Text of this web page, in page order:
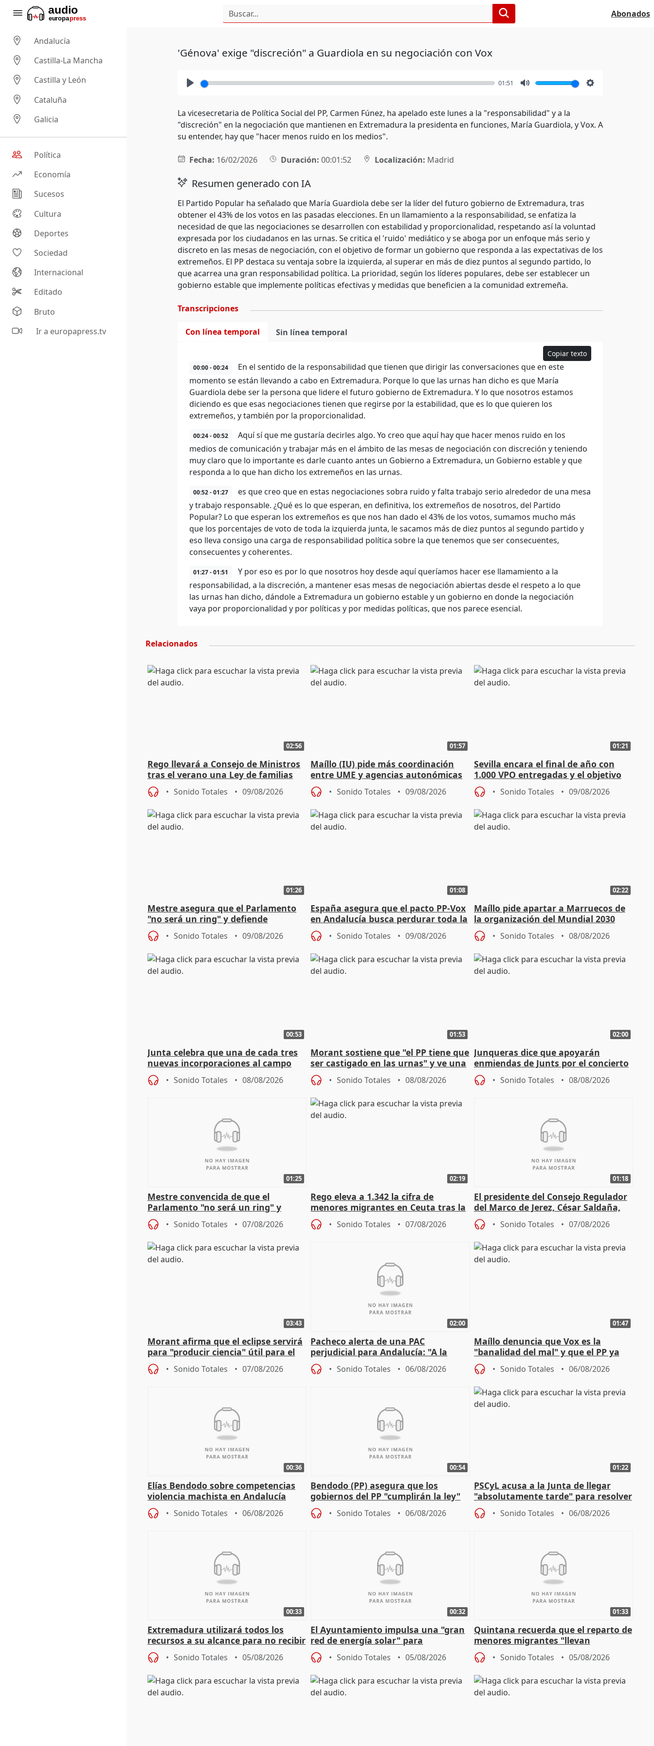
Abonados
Andalucía
Castilla-La Mancha
Castilla y León
Cataluña
Galicia
Política
Economía
Sucesos
Cultura
Deportes
Sociedad
Internacional
Editado
Bruto
Ir a europapress.tv
'Génova' exige "discreción" a Guardiola en su negociación con Vox
01:51
La vicesecretaria de Política Social del PP, Carmen Fúnez, ha apelado este lunes a la "responsabilidad" y a la
"discreción" en la negociación que mantienen en Extremadura la presidenta en funciones, María Guardiola, y Vox. A
su entender, hay que "hacer menos ruido en los medios".
Fecha: 16/02/2026 Duración: 00:01:52 Localización: Madrid
Resumen generado con IA
El Partido Popular ha señalado que María Guardiola debe ser la líder del futuro gobierno de Extremadura, tras
obtener el 43% de los votos en las pasadas elecciones. En un llamamiento a la responsabilidad, se enfatiza la
necesidad de que las negociaciones se desarrollen con estabilidad y proporcionalidad, respetando así la voluntad
expresada por los ciudadanos en las urnas. Se critica el 'ruido' mediático y se aboga por un enfoque más serio y
discreto en las mesas de negociación, con el objetivo de formar un gobierno que responda a las expectativas de los
extremeños. El PP destaca su ventaja sobre la izquierda, al superar en más de diez puntos al segundo partido, lo
que acarrea una gran responsabilidad política. La prioridad, según los líderes populares, debe ser establecer un
gobierno estable que implemente políticas efectivas y medidas que beneficien a la comunidad extremeña.
Transcripciones
Con línea temporal Sin línea temporal
Copiar texto
00:00 - 00:24
En el sentido de la responsabilidad que tienen que dirigir las conversaciones que en este
momento se están llevando a cabo en Extremadura. Porque lo que las urnas han dicho es que María
Guardiola debe ser la persona que lidere el futuro gobierno de Extremadura. Y lo que nosotros estamos
diciendo es que esas negociaciones tienen que regirse por la estabilidad, que es lo que quieren los
extremeños, y también por la proporcionalidad.
00:24 - 00:52
Aquí sí que me gustaría decirles algo. Yo creo que aquí hay que hacer menos ruido en los
medios de comunicación y trabajar más en el ámbito de las mesas de negociación con discreción y teniendo
muy claro que lo importante es darle cuanto antes un Gobierno a Extremadura, un Gobierno estable y que
responda a lo que han dicho los extremeños en las urnas.
00:52 - 01:27
es que creo que en estas negociaciones sobra ruido y falta trabajo serio alrededor de una mesa
y trabajo responsable. ¿Qué es lo que esperan, en definitiva, los extremeños de nosotros, del Partido
Popular? Lo que esperan los extremeños es que nos han dado el 43% de los votos, sumamos mucho más
que los porcentajes de voto de toda la izquierda junta, le sacamos más de diez puntos al segundo partido y
eso lleva consigo una carga de responsabilidad política sobre la que tenemos que ser consecuentes,
consecuentes y coherentes.
01:27 - 01:51
Y por eso es por lo que nosotros hoy desde aquí queríamos hacer ese llamamiento a la
responsabilidad, a la discreción, a mantener esas mesas de negociación abiertas desde el respeto a lo que
las urnas han dicho, dándole a Extremadura un gobierno estable y un gobierno en donde la negociación
vaya por proporcionalidad y por políticas y por medidas políticas, que nos parece esencial.
Relacionados
02:56
Rego llevará a Consejo de Ministros
tras el verano una Ley de familias
acogedoras
Sonido Totales 09/08/2026
01:57
Maíllo (IU) pide más coordinación
entre UME y agencias autonómicas
Sonido Totales 09/08/2026
01:21
Sevilla encara el final de año con
1.000 VPO entregadas y el objetivo
de abaratar precios
Sonido Totales 09/08/2026
01:26
Mestre asegura que el Parlamento
"no será un ring" y defiende
"estabilidad" del pacto con Vox
Sonido Totales 09/08/2026
01:08
España asegura que el pacto PP-Vox
en Andalucía busca perdurar toda la
legislatura
Sonido Totales 09/08/2026
02:22
Maíllo pide apartar a Marruecos de
la organización del Mundial 2030
Sonido Totales 08/08/2026
00:53
Junta celebra que una de cada tres
nuevas incorporaciones al campo
andaluz son mujeres jóvenes
Sonido Totales 08/08/2026
01:53
Morant sostiene que "el PP tiene que
ser castigado en las urnas" y ve una
"pulsión de cambio"
Sonido Totales 08/08/2026
02:00
Junqueras dice que apoyarán
enmiendas de Junts por el concierto
en el trámite de financiación
Sonido Totales 08/08/2026
01:25
Mestre convencida de que el
Parlamento "no será un ring" y
defiende "estabilidad" del pacto con
Vox
Sonido Totales 07/08/2026
02:19
Rego eleva a 1.342 la cifra de
menores migrantes en Ceuta tras la
entrada masiva
Sonido Totales 07/08/2026
01:18
El presidente del Consejo Regulador
del Marco de Jerez, César Saldaña,
sobre exportaciones
Sonido Totales 07/08/2026
03:43
Morant afirma que el eclipse servirá
para "producir ciencia" útil para el
resto del mundo
Sonido Totales 07/08/2026
02:00
Pacheco alerta de una PAC
perjudicial para Andalucía: "A la
agricultura hay que protegerla"
Sonido Totales 06/08/2026
01:47
Maíllo denuncia que Vox es la
"banalidad del mal" y que el PP ya
asume todas sus tesis
Sonido Totales 06/08/2026
00:36
Elías Bendodo sobre competencias
violencia machista en Andalucía
Sonido Totales 06/08/2026
00:54
Bendodo (PP) asegura que los
gobiernos del PP "cumplirán la ley"
sobre los menores migrantes
Sonido Totales 06/08/2026
01:22
PSCyL acusa a la Junta de llegar
"absolutamente tarde" para resolver
problemas como Newcastle
Sonido Totales 06/08/2026
00:33
Extremadura utilizará todos los
recursos a su alcance para no recibir
más menores migrantes
Sonido Totales 05/08/2026
00:32
El Ayuntamiento impulsa una "gran
red de energía solar" para
autoconsumo
Sonido Totales 05/08/2026
01:33
Quintana recuerda que el reparto de
menores migrantes "llevan
aportación del Gobierno" central
Sonido Totales 05/08/2026